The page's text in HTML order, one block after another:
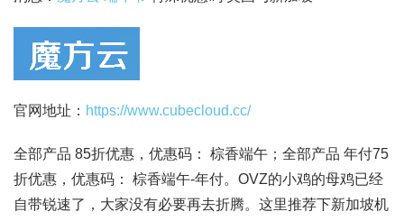
官网地址： https://www.cubecloud.cc/
全部产品 85折优惠，优惠码： 棕香端午；全部产品 年付75
折优惠，优惠码： 棕香端午-年付。OVZ的小鸡的母鸡已经
自带锐速了，大家没有必要再去折腾。这里推荐下新加坡机